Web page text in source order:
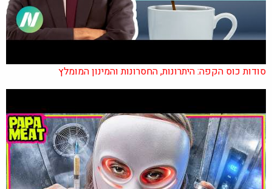
סודות כוס הקפה: היתרונות, החסרונות והמינון המומלץ